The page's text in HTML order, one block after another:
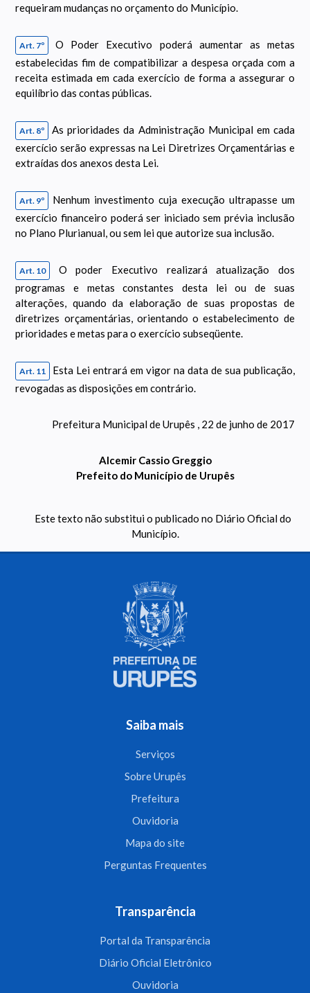
requeiram mudanças no orçamento do Município.
Art. 7º
O Poder Executivo poderá aumentar as metas
estabelecidas fim de compatibilizar a despesa orçada com a
receita estimada em cada exercício de forma a assegurar o
equilíbrio das contas públicas.
Art. 8º
As prioridades da Administração Municipal em cada
exercício serão expressas na Lei Diretrizes Orçamentárias e
extraídas dos anexos desta Lei.
Art. 9º
Nenhum investimento cuja execução ultrapasse um
exercício financeiro poderá ser iniciado sem prévia inclusão
no Plano Plurianual, ou sem lei que autorize sua inclusão.
Art. 10
O poder Executivo realizará atualização dos
programas e metas constantes desta lei ou de suas
alterações, quando da elaboração de suas propostas de
diretrizes orçamentárias, orientando o estabelecimento de
prioridades e metas para o exercício subseqüente.
Art. 11
Esta Lei entrará em vigor na data de sua publicação,
revogadas as disposições em contrário.
Prefeitura Municipal de Urupês , 22 de junho de 2017
Alcemir Cassio Greggio
Prefeito do Município de Urupês
Este texto não substitui o publicado no Diário Oficial do
Município.
Saiba mais
Serviços
Sobre Urupês
Prefeitura
Ouvidoria
Mapa do site
Perguntas Frequentes
Transparência
Portal da Transparência
Diário Oficial Eletrônico
Ouvidoria